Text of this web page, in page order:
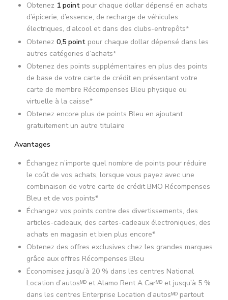
Obtenez 1 point pour chaque dollar dépensé en achats
d’épicerie, d’essence, de recharge de véhicules
électriques, d’alcool et dans des clubs-entrepôts*
Obtenez 0,5 point pour chaque dollar dépensé dans les
autres catégories d’achats*
Obtenez des points supplémentaires en plus des points
de base de votre carte de crédit en présentant votre
carte de membre Récompenses Bleu physique ou
virtuelle à la caisse*
Obtenez encore plus de points Bleu en ajoutant
gratuitement un autre titulaire
Avantages
Échangez n’importe quel nombre de points pour réduire
le coût de vos achats, lorsque vous payez avec une
combinaison de votre carte de crédit BMO Récompenses
Bleu et de vos points*
Échangez vos points contre des divertissements, des
articles-cadeaux, des cartes-cadeaux électroniques, des
achats en magasin et bien plus encore*
Obtenez des offres exclusives chez les grandes marques
grâce aux offres Récompenses Bleu
Économisez jusqu’à 20 % dans les centres National
Location d’autosᴹᴰ et Alamo Rent A Carᴹᴰ et jusqu’à 5 %
dans les centres Enterprise Location d’autosᴹᴰ partout